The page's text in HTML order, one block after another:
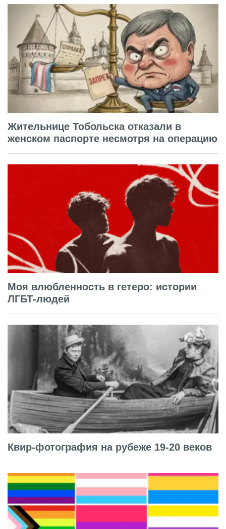
Жительнице Тобольска отказали в
женском паспорте несмотря на операцию
Моя влюбленность в гетеро: истории
ЛГБТ-людей
Квир-фотография на рубеже 19-20 веков